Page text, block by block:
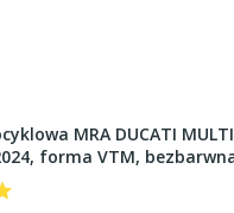
MRA DUCATI
forma VTM,